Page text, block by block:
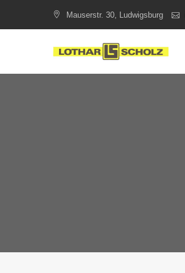
Mauserstr. 30, Ludwigsburg